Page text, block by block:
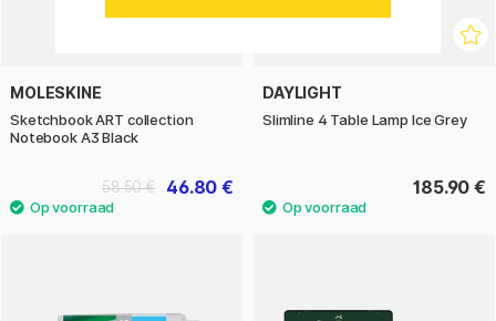
MOLESKINE
Sketchbook ART collection
Notebook A3 Black
46.80 €
58.50 €
DAYLIGHT
Slimline 4 Table Lamp Ice Grey
185.90 €